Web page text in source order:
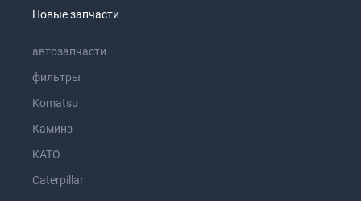
Новые запчасти
автозапчасти
фильтры
Komatsu
Каминз
KATO
Caterpillar